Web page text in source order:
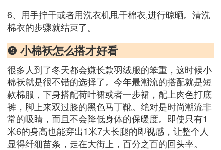
6、用手拧干或者用洗衣机甩干棉衣,进行晾晒。清洗
棉衣的步骤就结束了。
❺ 小棉袄怎么搭才好看
很多人到了冬天都会嫌长款羽绒服的笨重，这时候小
棉袄就是很不错的选择了。今年最潮流的搭配就是短
款棉服，下身搭配荷叶裙或者一步裙，配上肉色打底
裤，脚上来双过膝的黑色马丁靴。绝对是时尚潮流非
常的吸睛，而且不会降低身体的保暖度。即使只有1
米6的身高也能穿出1米7大长腿的即视感，让整个人
显得纤细苗条，走在大街上，百分之百的回头率。